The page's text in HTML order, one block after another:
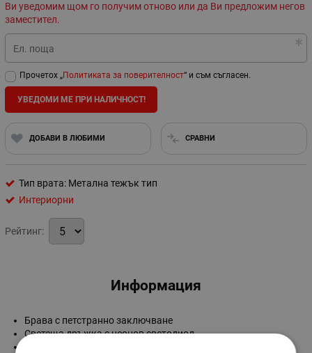
Ви уведомим щом го получим отново или да Ви предложим негов
заместител.
Ел. поща
Прочетох „Политиката за поверителност“ и съм съгласен.
УВЕДОМИ МЕ ПРИ НАЛИЧНОСТ!
ДОБАВИ В ЛЮБИМИ СРАВНИ
Тип врата: Метална тежък тип
Интериорни
Рейтинг:
Информация
Брава с петстранно заключване
Светеща дръжка с неонов светодиод